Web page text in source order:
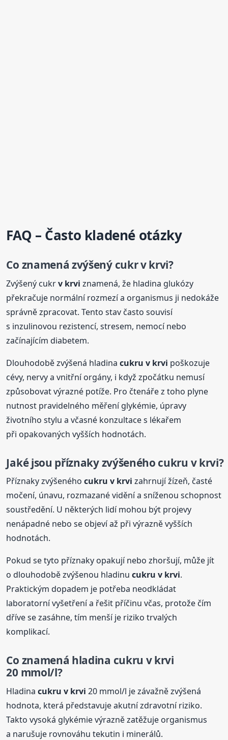
FAQ – Často kladené otázky
Co znamená zvýšený cukrv krvi?
Zvýšený cukrv krvi znamená, že hladina glukózy
překračuje normální rozmezí a organismus ji nedokáže
správně zpracovat. Tento stav často souvisí
s inzulinovou rezistencí, stresem, nemocí nebo
začínajícím diabetem.
Dlouhodobě zvýšená hladinacukru v krvi poškozuje
cévy, nervy a vnitřní orgány, i když zpočátku nemusí
způsobovat výrazné potíže. Pro čtenáře z toho plyne
nutnost pravidelného měření glykémie, úpravy
životního stylu a včasné konzultace s lékařem
při opakovaných vyšších hodnotách.
Jaké jsou příznaky zvýšeného cukru v krvi?
Příznaky zvýšenéhocukru v krvi zahrnují žízeň, časté
močení, únavu, rozmazané vidění a sníženou schopnost
soustředění. U některých lidí mohou být projevy
nenápadné nebo se objeví až při výrazně vyšších
hodnotách.
Pokud se tyto příznaky opakují nebo zhoršují, může jít
o dlouhodobě zvýšenou hladinucukru v krvi.
Praktickým dopadem je potřeba neodkládat
laboratorní vyšetření a řešit příčinu včas, protože čím
dříve se zasáhne, tím menší je riziko trvalých
komplikací.
Co znamená hladina cukru v krvi
20 mmol/l?
Hladinacukru v krvi 20 mmol/l je závažně zvýšená
hodnota, která představuje akutní zdravotní riziko.
Takto vysoká glykémie výrazně zatěžuje organismus
a narušuje rovnováhu tekutin i minerálů.